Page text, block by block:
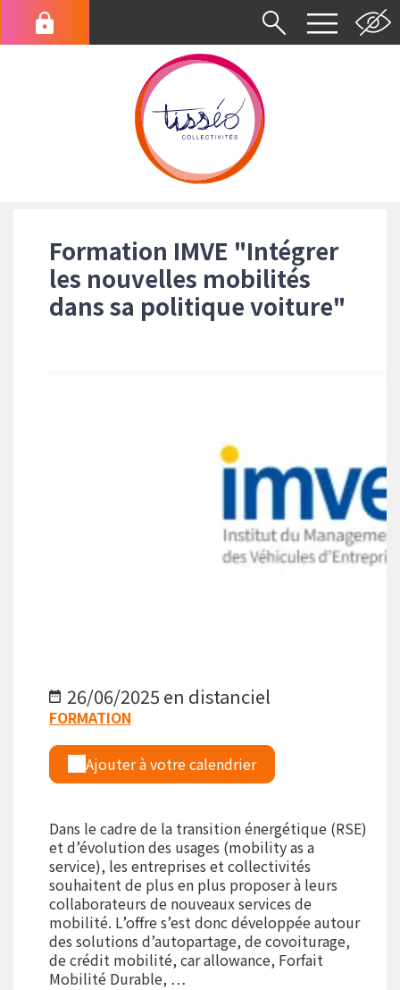
contenu
Menu
du
d'Ariane
Formation IMVE "Intégrer
les nouvelles mobilités
dans sa politique voiture"
26/06/2025 en distanciel
FORMATION
Ajouter à votre calendrier
Dans le cadre de la transition énergétique (RSE)
et d’évolution des usages (mobility as a
service), les entreprises et collectivités
souhaitent de plus en plus proposer à leurs
collaborateurs de nouveaux services de
mobilité. L’offre s’est donc développée autour
des solutions d’autopartage, de covoiturage,
de crédit mobilité, car allowance, Forfait
Mobilité Durable, …